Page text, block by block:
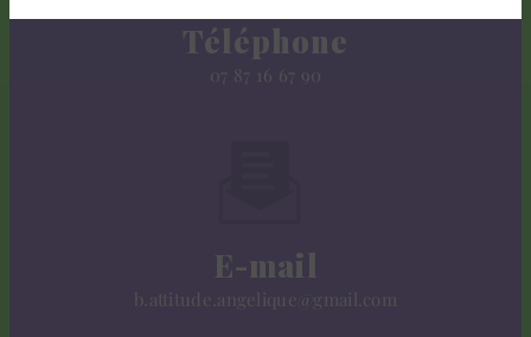
Téléphone
07 87 16 67 90
E-mail
b.attitude.angelique@gmail.com